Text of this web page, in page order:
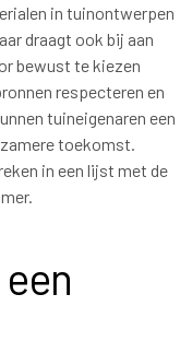
in tuinontwerpen
draagt ook bij aan
bewust te kiezen
respecteren en
tuineigenaren een
toekomst.
in een lijst met de